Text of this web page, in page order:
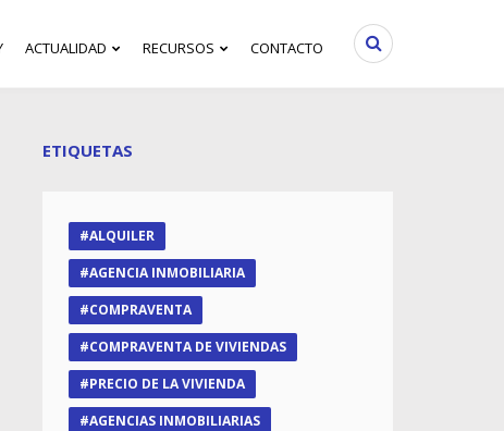
ACTUALIDAD RECURSOS CONTACTO
ETIQUETAS
ALQUILER
AGENCIA INMOBILIARIA
COMPRAVENTA
COMPRAVENTA DE VIVIENDAS
PRECIO DE LA VIVIENDA
AGENCIAS INMOBILIARIAS